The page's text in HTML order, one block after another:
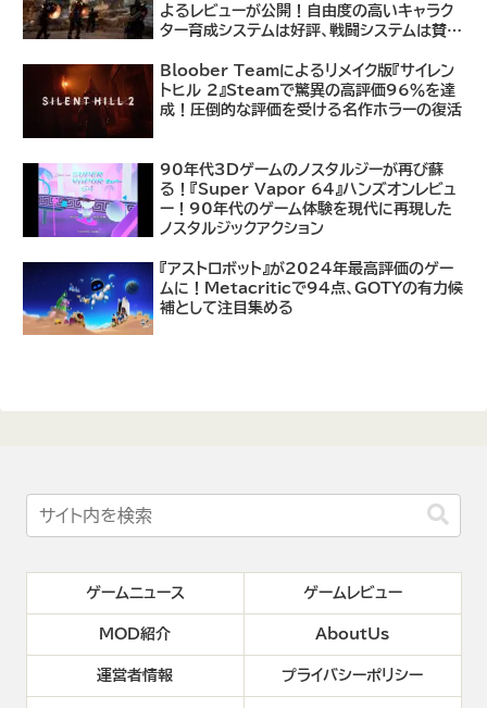
よるレビューが公開！自由度の高いキャラク
ター育成システムは好評、戦闘システムは賛否
Bloober Teamによるリメイク版『サイレン
トヒル 2』Steamで驚異の高評価96％を達
成！圧倒的な評価を受ける名作ホラーの復活
90年代3Dゲームのノスタルジーが再び蘇
る！『Super Vapor 64』ハンズオンレビュ
ー！90年代のゲーム体験を現代に再現した
ノスタルジックアクション
『アストロボット』が2024年最高評価のゲー
ムに！Metacriticで94点、GOTYの有力候
補として注目集める
ゲームニュース ゲームレビュー
MOD紹介 AboutUs
運営者情報 プライバシーポリシー